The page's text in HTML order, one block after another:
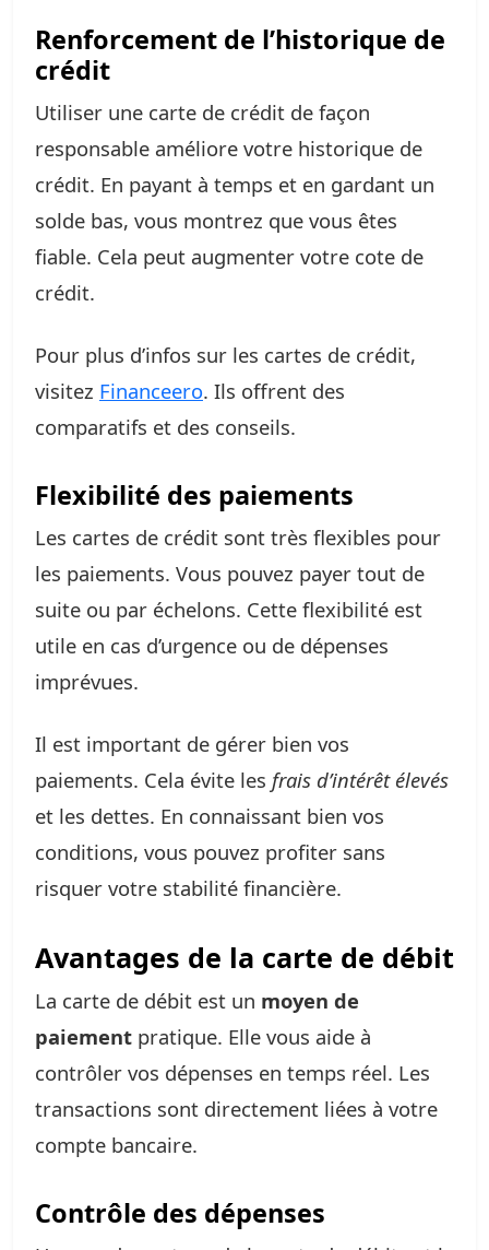
Renforcement de l’historique de
crédit
Utiliser une carte de crédit de façon
responsable améliore votre historique de
crédit. En payant à temps et en gardant un
solde bas, vous montrez que vous êtes
fiable. Cela peut augmenter votre cote de
crédit.
Pour plus d’infos sur les cartes de crédit,
visitez Financeero. Ils offrent des
comparatifs et des conseils.
Flexibilité des paiements
Les cartes de crédit sont très flexibles pour
les paiements. Vous pouvez payer tout de
suite ou par échelons. Cette flexibilité est
utile en cas d’urgence ou de dépenses
imprévues.
Il est important de gérer bien vos
paiements. Cela évite les frais d’intérêt élevés
et les dettes. En connaissant bien vos
conditions, vous pouvez profiter sans
risquer votre stabilité financière.
Avantages de la carte de débit
La carte de débit est un moyen de
paiement pratique. Elle vous aide à
contrôler vos dépenses en temps réel. Les
transactions sont directement liées à votre
compte bancaire.
Contrôle des dépenses